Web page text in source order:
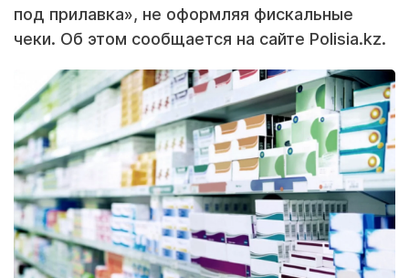
под прилавка», не оформляя фискальные
чеки. Об этом сообщается на сайте Polisia.kz.